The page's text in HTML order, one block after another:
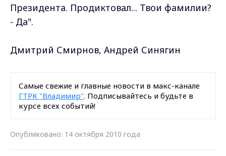
Президента. Продиктовал... Твои фамилии?
- Да".
Дмитрий Смирнов, Андрей Синягин
Самые свежие и главные новости в макс-канале
ГТРК "Владимир". Подписывайтесь и будьте в
курсе всех событий!
Опубликовано: 14 октября 2010 года